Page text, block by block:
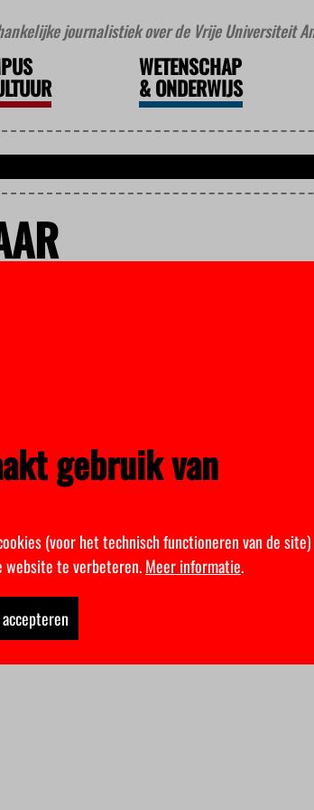
journalistiek over de Vrije Universiteit
WETENSCHAP
&ONDERWIJS
gebruik van
(voor het technisch functioneren van de site)
website te verbeteren.Meer informatie.